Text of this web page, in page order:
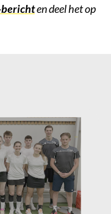
en deel het op